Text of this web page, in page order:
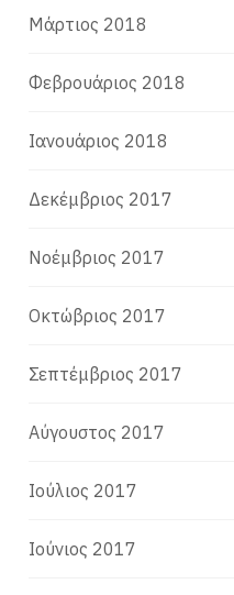
Μάρτιος 2018
Φεβρουάριος 2018
Ιανουάριος 2018
Δεκέμβριος 2017
Νοέμβριος 2017
Οκτώβριος 2017
Σεπτέμβριος 2017
Αύγουστος 2017
Ιούλιος 2017
Ιούνιος 2017